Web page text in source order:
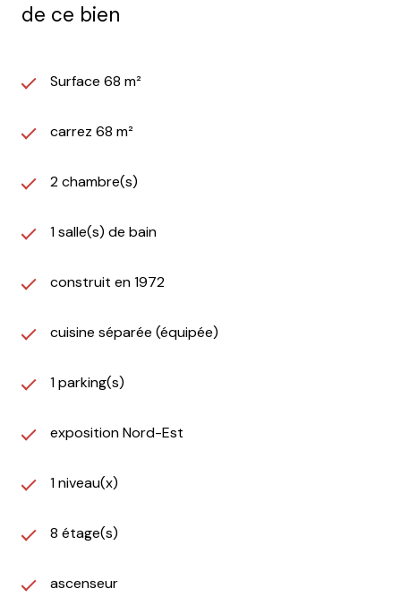
de ce bien
Surface 68 m²
carrez 68 m²
2 chambre(s)
1 salle(s) de bain
construit en 1972
cuisine séparée (équipée)
1 parking(s)
exposition Nord-Est
1 niveau(x)
8 étage(s)
ascenseur